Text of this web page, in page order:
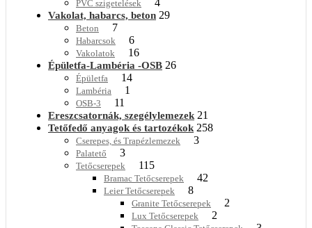
PVC szigetelések
Vakolat, habarcs, beton 29
Beton 7
Habarcsok 6
Vakolatok 16
Épületfa-Lambéria -OSB 26
Épületfa 14
Lambéria 1
OSB-3 11
Ereszcsatornák, szegélylemezek 21
Tetőfedő anyagok és tartozékok 258
Cserepes, és Trapézlemezek 3
Palatető 3
Tetőcserepek 115
Bramac Tetőcserepek 42
Leier Tetőcserepek 8
Granite Tetőcserepek 2
Lux Tetőcserepek 2